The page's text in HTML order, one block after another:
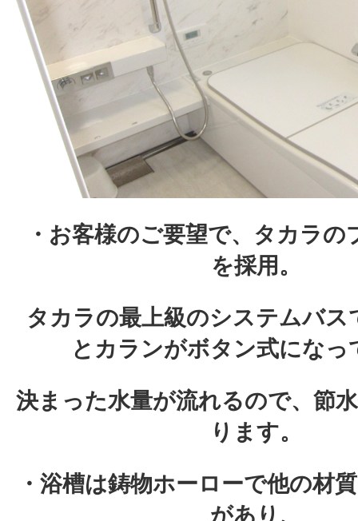
・お客様のご要望で、タカラの
を採用。
タカラの最上級のシステムバス
とカランがボタン式になっ
決まった水量が流れるので、節
ります。
・浴槽は鋳物ホーローで他の材
があり、